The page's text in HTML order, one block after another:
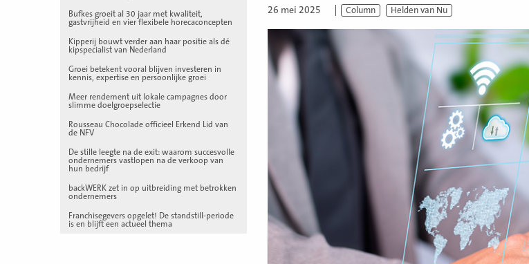
Bufkes groeit al 30 jaar met kwaliteit,
gastvrijheid en vier flexibele horecaconcepten
Kipperij bouwt verder aan haar positie als dé
kipspecialist van Nederland
Groei betekent vooral blijven investeren in
kennis, expertise en persoonlijke groei
Meer rendement uit lokale campagnes door
slimme doelgroepselectie
Rousseau Chocolade officieel Erkend Lid van
de NFV
De stille leegte na de exit: waarom succesvolle
ondernemers vastlopen na de verkoop van
hun bedrijf
backWERK zet in op uitbreiding met betrokken
ondernemers
Franchisegevers opgelet! De standstill-periode
is en blijft een actueel thema
26 mei 2025 Column Helden van Nu